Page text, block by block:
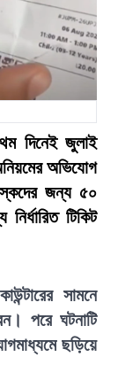
দিনেই জুলাই
অভিযোগ
জন্য ৫০
টিকিট
সামনে
পরে ঘটনাটি
ছড়িয়ে